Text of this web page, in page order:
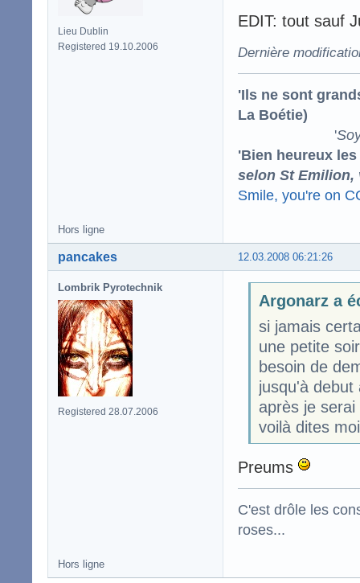
Lieu Dublin
Registered 19.10.2006
EDIT: tout sauf
Dernière
'Ils ne sont
La Boétie)
'
'Bien heureux
selon St Emilion,
Smile, you're on
Hors ligne
12.03.2008 06:21:26
pancakes
Lombrik Pyrotechnik
Registered 28.07.2006
Argonarz a
si jamais
une petite
besoin de
jusqu'à debut
après je
voilà dites
Preums
C'est drôle les
roses...
Hors ligne